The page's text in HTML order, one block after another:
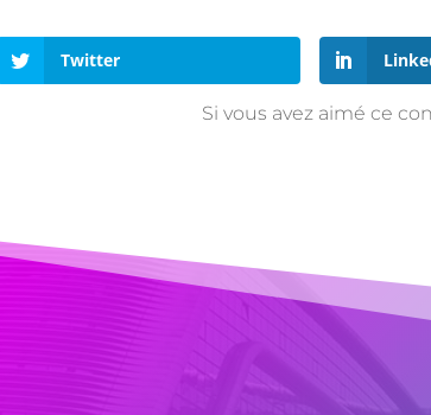
Twitter
Si vous avez aimé ce